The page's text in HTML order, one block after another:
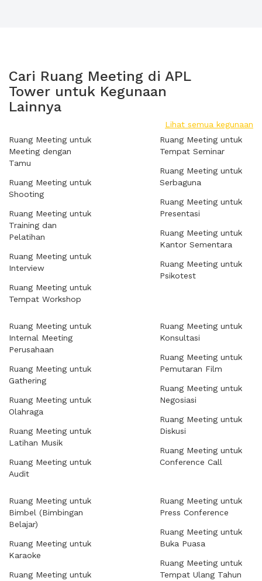
Cari Ruang Meeting di APL
Tower untuk Kegunaan
Lainnya
Lihat semua kegunaan
Ruang Meeting untuk
Meeting dengan
Tamu
Ruang Meeting untuk
Shooting
Ruang Meeting untuk
Training dan
Pelatihan
Ruang Meeting untuk
Interview
Ruang Meeting untuk
Tempat Workshop
Ruang Meeting untuk
Tempat Seminar
Ruang Meeting untuk
Serbaguna
Ruang Meeting untuk
Presentasi
Ruang Meeting untuk
Kantor Sementara
Ruang Meeting untuk
Psikotest
Ruang Meeting untuk
Internal Meeting
Perusahaan
Ruang Meeting untuk
Gathering
Ruang Meeting untuk
Olahraga
Ruang Meeting untuk
Latihan Musik
Ruang Meeting untuk
Audit
Ruang Meeting untuk
Konsultasi
Ruang Meeting untuk
Pemutaran Film
Ruang Meeting untuk
Negosiasi
Ruang Meeting untuk
Diskusi
Ruang Meeting untuk
Conference Call
Ruang Meeting untuk
Bimbel (Bimbingan
Belajar)
Ruang Meeting untuk
Karaoke
Ruang Meeting untuk
Ruang Meeting untuk
Press Conference
Ruang Meeting untuk
Buka Puasa
Ruang Meeting untuk
Tempat Ulang Tahun